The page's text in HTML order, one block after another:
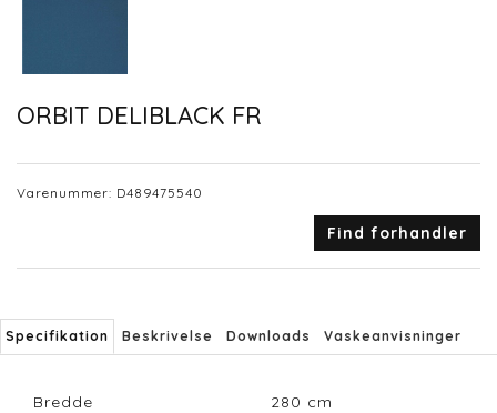
ORBIT DELIBLACK FR
Varenummer: D489475540
Find forhandler
Specifikation Beskrivelse Downloads Vaskeanvisninger
Bredde 280 cm